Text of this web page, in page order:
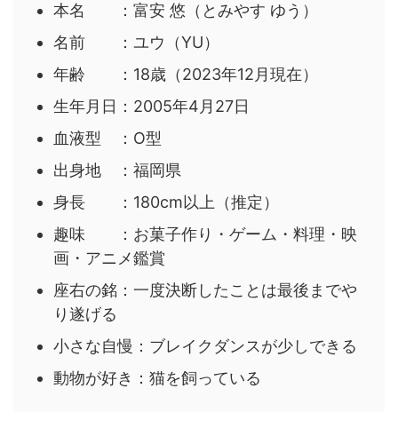
本名 ：富安 悠（とみやす ゆう）
名前 ：ユウ（YU）
年齢 ：18歳（2023年12月現在）
生年月日：2005年4月27日
血液型 ：O型
出身地 ：福岡県
身長 ：180cm以上（推定）
趣味 ：お菓子作り・ゲーム・料理・映
画・アニメ鑑賞
座右の銘：一度決断したことは最後までや
り遂げる
小さな自慢：ブレイクダンスが少しできる
動物が好き：猫を飼っている